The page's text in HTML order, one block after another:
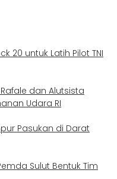
20 untuk Latih Pilot TNI
dan Alutsista
Udara RI
Pasukan di Darat
Sulut Bentuk Tim